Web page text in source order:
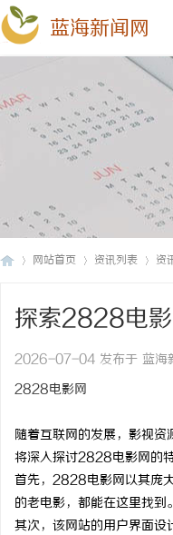
蓝海新闻网
网站首页 资讯列表 资
探索2828电
2026-07-04 发布于 蓝海
2828电影网
随着互联网的发展，影视
将深入探讨2828电影网的
首先，2828电影网以其庞
的老电影，都能在这里找
其次，该网站的用户界面设